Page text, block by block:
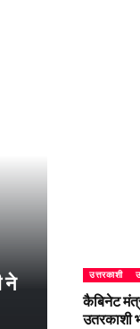
ने
उत्तरकाशी
कैबिनेट
उतरकाशी